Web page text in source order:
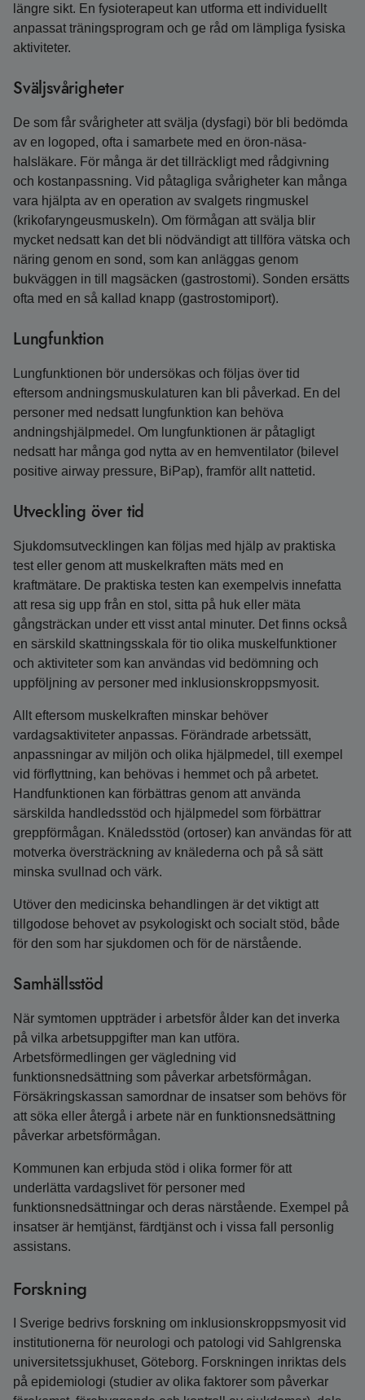
längre sikt. En fysioterapeut kan utforma ett individuellt
anpassat träningsprogram och ge råd om lämpliga fysiska
aktiviteter.
Sväljsvårigheter
De som får svårigheter att svälja (dysfagi) bör bli bedömda
av en logoped, ofta i samarbete med en öron-näsa-
halsläkare. För många är det tillräckligt med rådgivning
och kostanpassning. Vid påtagliga svårigheter kan många
vara hjälpta av en operation av svalgets ringmuskel
(krikofaryngeusmuskeln). Om förmågan att svälja blir
mycket nedsatt kan det bli nödvändigt att tillföra vätska och
näring genom en sond, som kan anläggas genom
bukväggen in till magsäcken (gastrostomi). Sonden ersätts
ofta med en så kallad knapp (gastrostomiport).
Lungfunktion
Lungfunktionen bör undersökas och följas över tid
eftersom andningsmuskulaturen kan bli påverkad. En del
personer med nedsatt lungfunktion kan behöva
andningshjälpmedel. Om lungfunktionen är påtagligt
nedsatt har många god nytta av en hemventilator (bilevel
positive airway pressure, BiPap), framför allt nattetid.
Utveckling över tid
Sjukdomsutvecklingen kan följas med hjälp av praktiska
test eller genom att muskelkraften mäts med en
kraftmätare. De praktiska testen kan exempelvis innefatta
att resa sig upp från en stol, sitta på huk eller mäta
gångsträckan under ett visst antal minuter. Det finns också
en särskild skattningsskala för tio olika muskelfunktioner
och aktiviteter som kan användas vid bedömning och
uppföljning av personer med inklusionskroppsmyosit.
Allt eftersom muskelkraften minskar behöver
vardagsaktiviteter anpassas. Förändrade arbetssätt,
anpassningar av miljön och olika hjälpmedel, till exempel
vid förflyttning, kan behövas i hemmet och på arbetet.
Handfunktionen kan förbättras genom att använda
särskilda handledsstöd och hjälpmedel som förbättrar
greppförmågan. Knäledsstöd (ortoser) kan användas för att
motverka översträckning av knälederna och på så sätt
minska svullnad och värk.
Utöver den medicinska behandlingen är det viktigt att
tillgodose behovet av psykologiskt och socialt stöd, både
för den som har sjukdomen och för de närstående.
Samhällsstöd
När symtomen uppträder i arbetsför ålder kan det inverka
på vilka arbetsuppgifter man kan utföra.
Arbetsförmedlingen ger vägledning vid
funktionsnedsättning som påverkar arbetsförmågan.
Försäkringskassan samordnar de insatser som behövs för
att söka eller återgå i arbete när en funktionsnedsättning
påverkar arbetsförmågan.
Kommunen kan erbjuda stöd i olika former för att
underlätta vardagslivet för personer med
funktionsnedsättningar och deras närstående. Exempel på
insatser är hemtjänst, färdtjänst och i vissa fall personlig
assistans.
Forskning
I Sverige bedrivs forskning om inklusionskroppsmyosit vid
institutionerna för neurologi och patologi vid Sahlgrenska
universitetssjukhuset, Göteborg. Forskningen inriktas dels
på epidemiologi (studier av olika faktorer som påverkar